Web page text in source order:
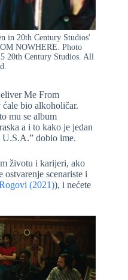
in 20th Century Studios'
NOWHERE. Photo
20th Century Studios. All
Me From
bio alkoholičar.
mu se album
a i to kako je jedan
dobio ime.
životu i karijeri, ako
ostvarenje scenariste i
(2021)), i nećete